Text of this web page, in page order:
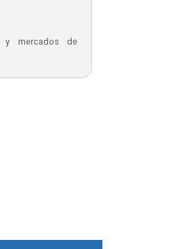
y mercados de